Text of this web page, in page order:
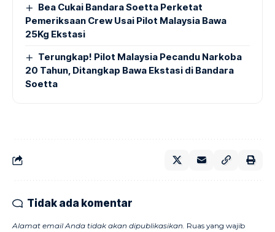
Bea Cukai Bandara Soetta Perketat
Pemeriksaan Crew Usai Pilot Malaysia Bawa
25Kg Ekstasi
Terungkap! Pilot Malaysia Pecandu Narkoba
20 Tahun, Ditangkap Bawa Ekstasi di Bandara
Soetta
Tidak ada komentar
Alamat email Anda tidak akan dipublikasikan. Ruas yang wajib